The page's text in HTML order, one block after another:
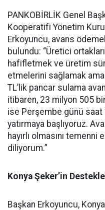
PANKOBİRLİK Genel
Kooperatifi Yönetim
Erkoyuncu, avans
bulundu: “Üretici
hafifletmek ve üretim
etmelerini sağlamak
TL’lik pancar sulama
itibaren, 23 milyon 505
ise Perşembe günü saat
yatırmaya başlıyoruz.
hayırlı olmasını
diliyorum.”
Konya Şeker’in
Başkan Erkoyuncu,